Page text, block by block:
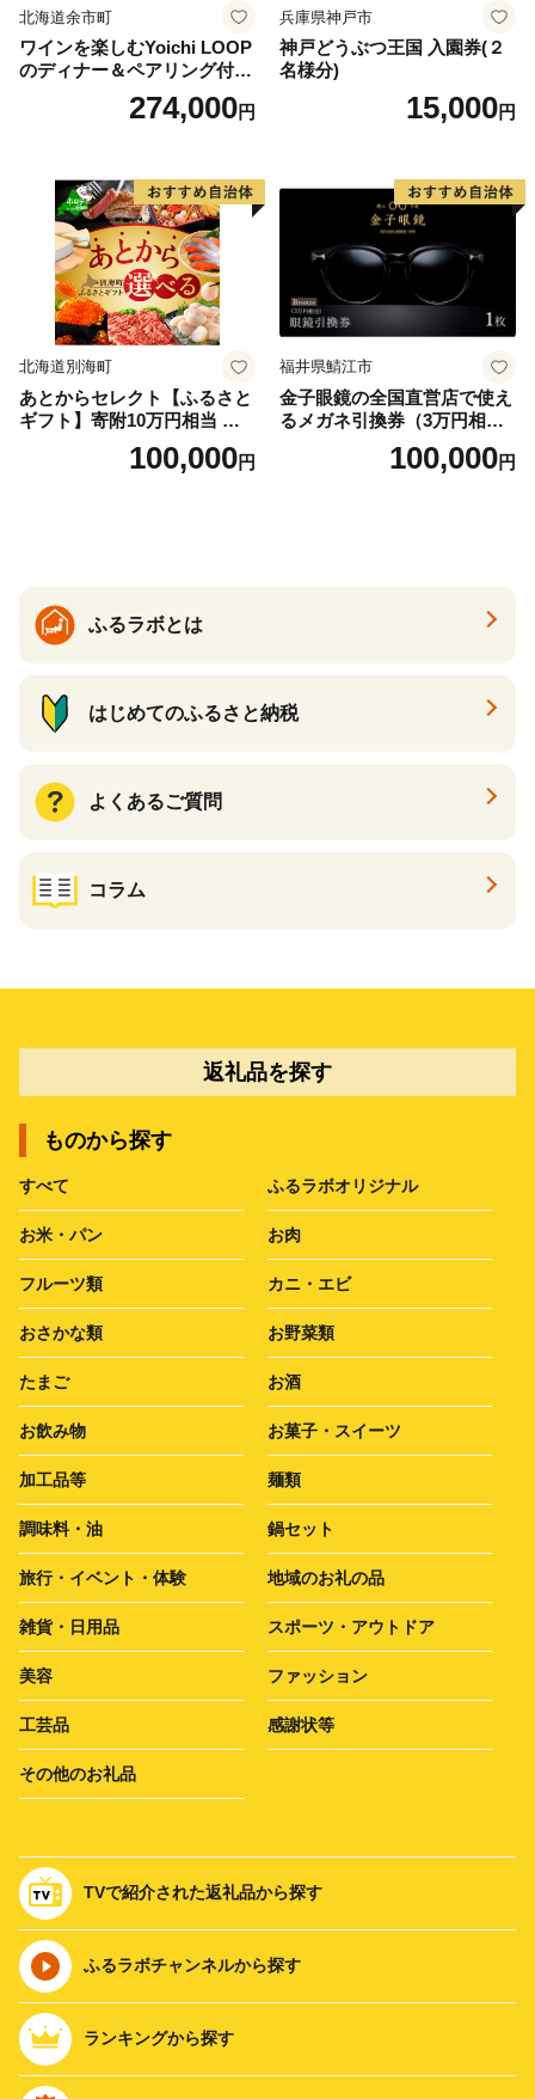
北海道余市町
ワインを楽しむYoichi LOOP
のディナー＆ペアリング付宿
泊プラン＜デラックスツイン
274,000円
兵庫県神戸市
神戸どうぶつ王国 入園券(２
名様分)
15,000円
北海道別海町
あとからセレクト【ふるさと
ギフト】寄附10万円相当 あ
とから選べる！ ギフト いく
ら ほたて 海鮮 牛肉 別海町
ギフト ふるさと納税 ）
100,000円
福井県鯖江市
金子眼鏡の全国直営店で使え
るメガネ引換券（3万円相
100,000円
ふるラボとは
はじめてのふるさと納税
よくあるご質問
コラム
返礼品を探す
ものから探す
すべて ふるラボオリジナル
お米・パン お肉
フルーツ類 カニ・エビ
おさかな類 お野菜類
たまご お酒
お飲み物 お菓子・スイーツ
加工品等 麺類
調味料・油 鍋セット
旅行・イベント・体験 地域のお礼の品
雑貨・日用品 スポーツ・アウトドア
美容 ファッション
工芸品 感謝状等
その他のお礼品
TVで紹介された返礼品から探す
ふるラボチャンネルから探す
ランキングから探す